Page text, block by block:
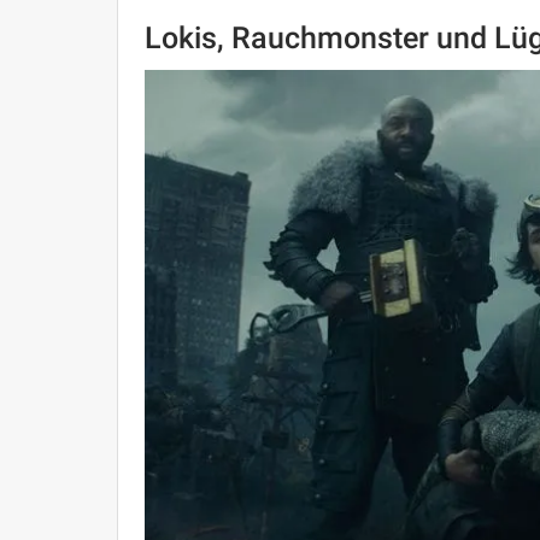
Lokis, Rauchmonster und